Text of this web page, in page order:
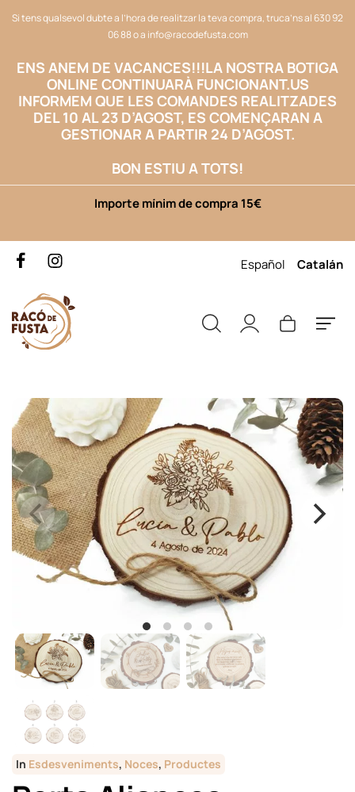
Si tens qualsevol dubte a l’hora de realitzar la teva compra, truca’ns al 630 92
06 88o a info@racodefusta.com
ENS ANEM DE VACANCES!!!LA NOSTRA BOTIGA
ONLINE CONTINUARÀ FUNCIONANT.US
INFORMEM QUE LES COMANDES REALITZADES
DEL 10 AL 23 D’AGOST, ES COMENÇARAN A
GESTIONAR A PARTIR 24 D’AGOST.
BON ESTIU A TOTS!
Importe mínim de compra 15€
Español Catalán
In Esdesveniments, Noces, Productes